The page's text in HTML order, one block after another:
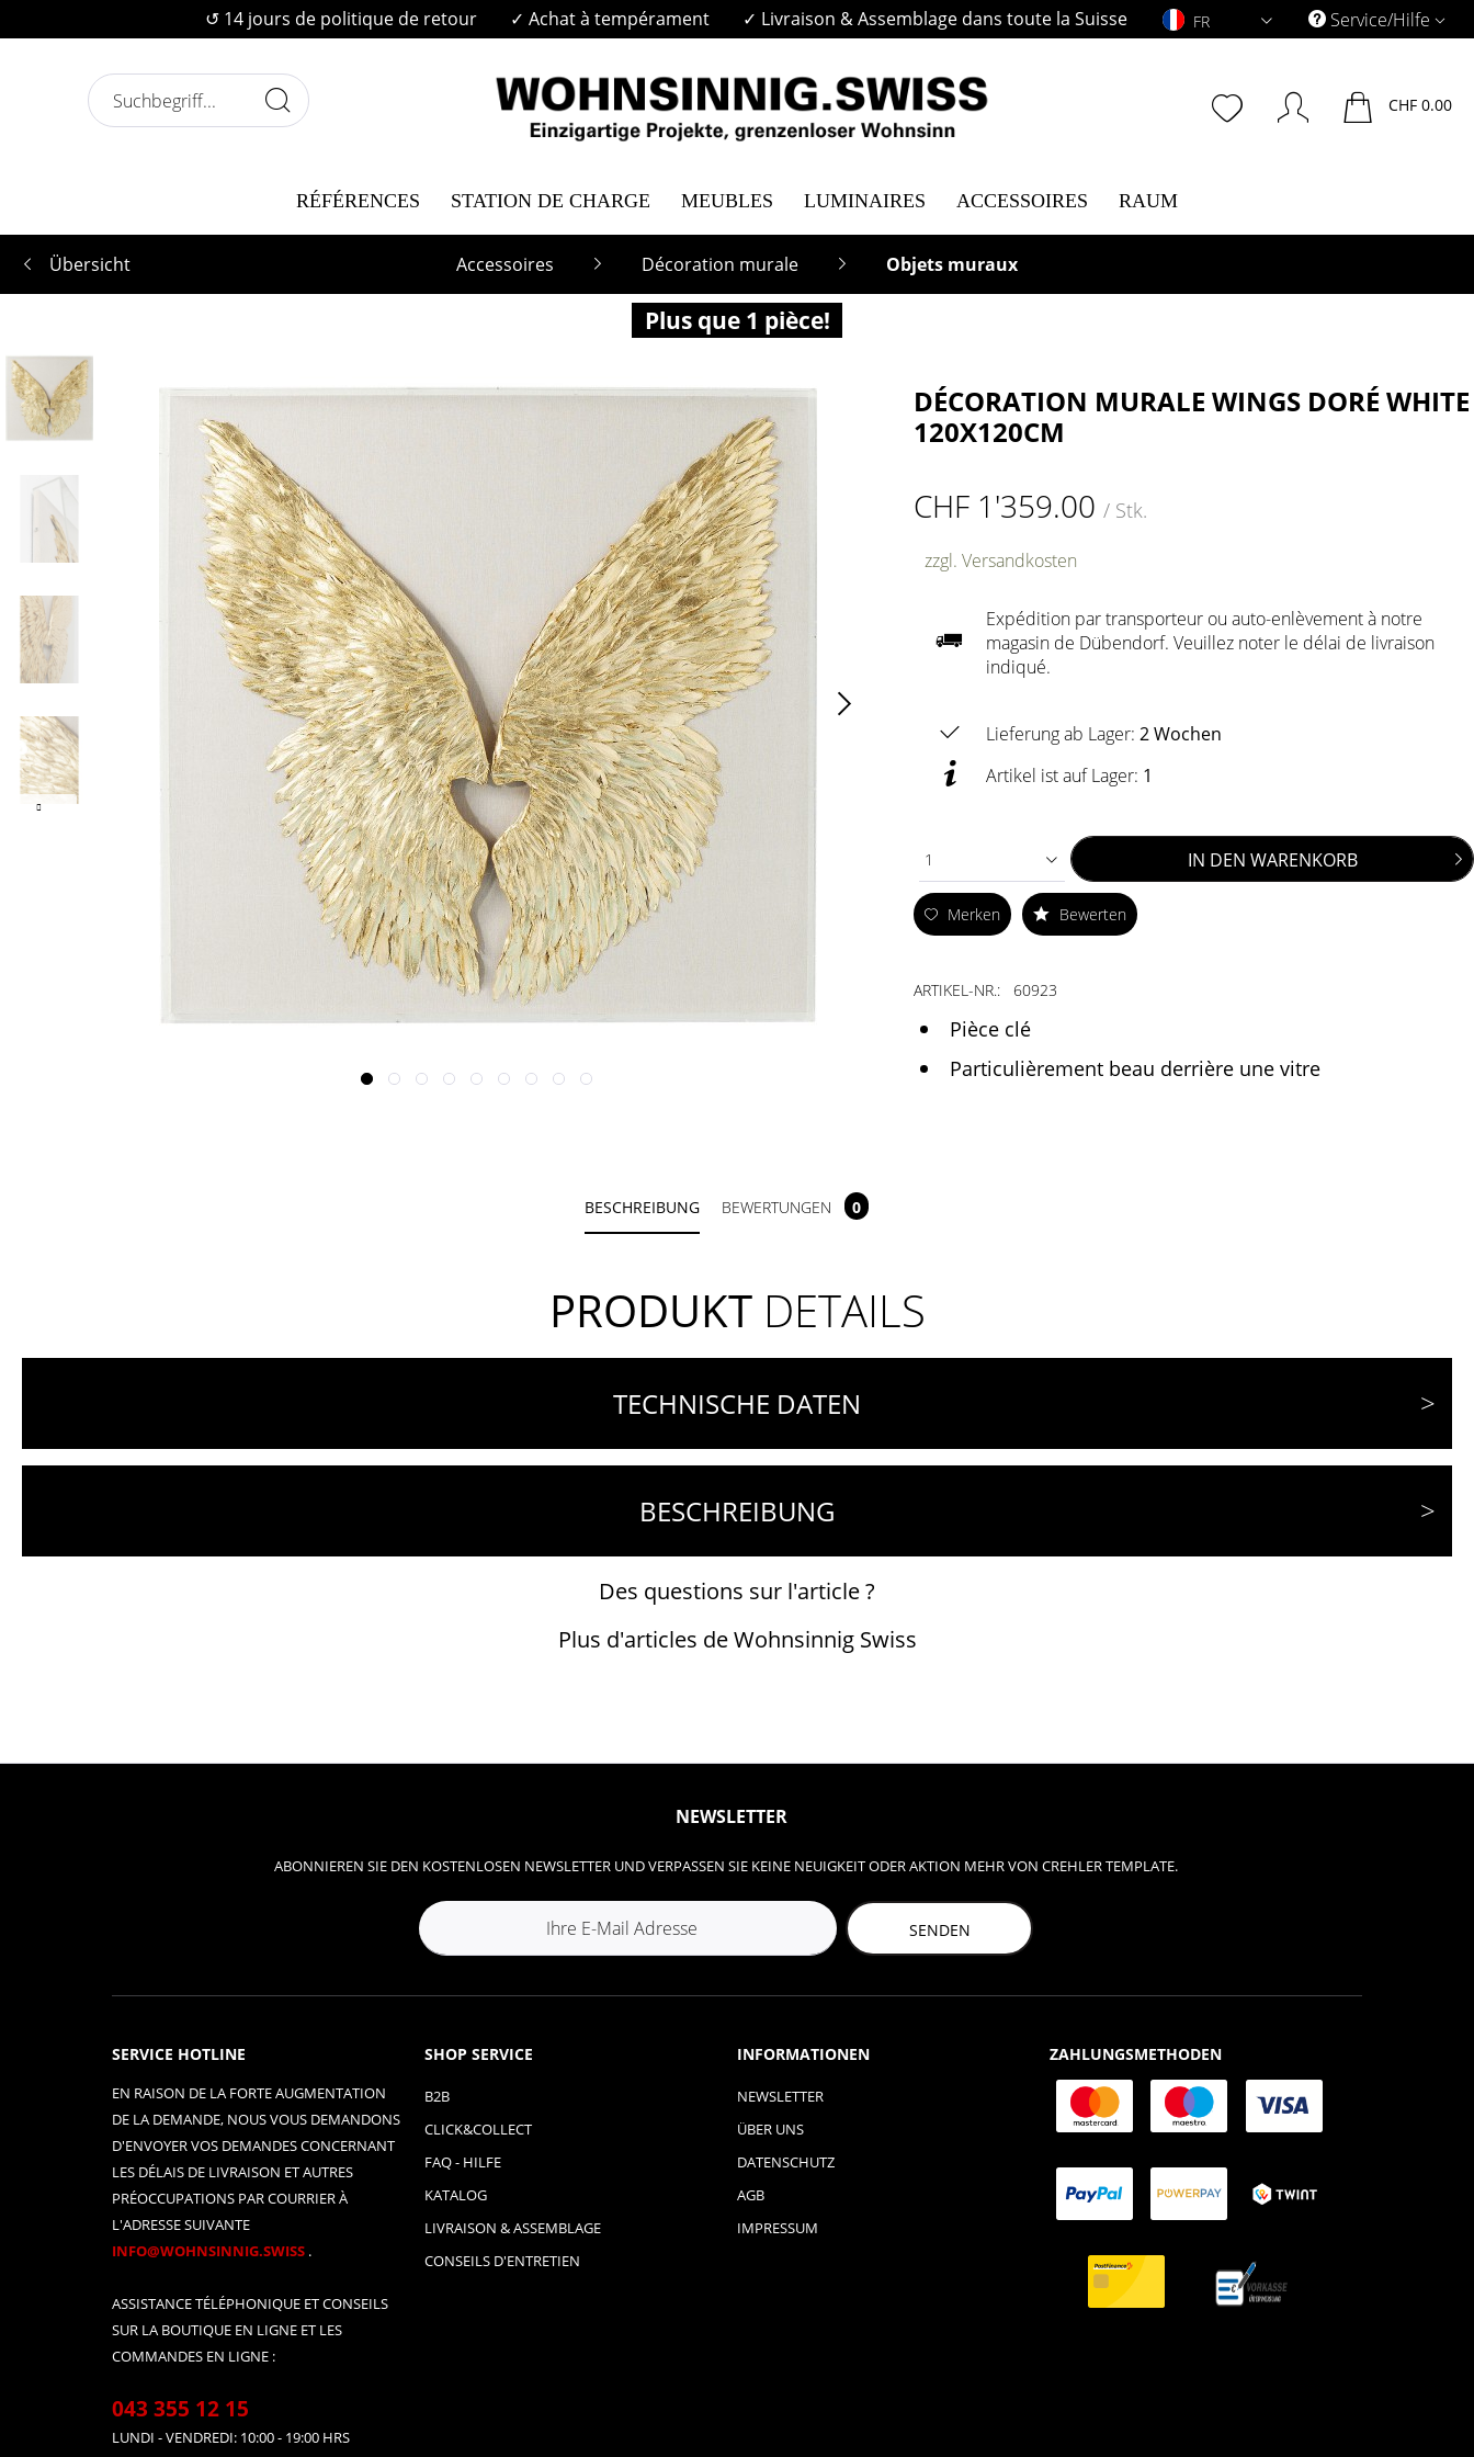
↺ 14 jours de politique de retour ✓ Achat à tempérament ✓ Livraison & Assemblage dans toute la Suisse FR Service/Hilfe
CHF 0.00
RÉFÉRENCES STATION DE CHARGE MEUBLES LUMINAIRES ACCESSOIRES RAUM
Übersicht Accessoires Décoration murale Objets muraux
Plus que 1 pièce!
DÉCORATION MURALE WINGS DORÉ WHITE
120X120CM
CHF 1'359.00/ Stk.
zzgl. Versandkosten
Expédition par transporteur ou auto-enlèvement à notre
magasin de Dübendorf. Veuillez noter le délai de livraison
indiqué.
Lieferung ab Lager:2 Wochen
Artikel ist auf Lager: 1
1 IN DEN WARENKORB
Merken Bewerten
ARTIKEL-NR.: 60923
Pièce clé
Particulièrement beau derrière une vitre
BESCHREIBUNG BEWERTUNGEN 0
PRODUKTDETAILS
TECHNISCHE DATEN
BESCHREIBUNG
Des questions sur l'article ?
Plus d'articles de Wohnsinnig Swiss
NEWSLETTER
ABONNIEREN SIE DEN KOSTENLOSEN NEWSLETTER UND VERPASSEN SIE KEINE NEUIGKEIT ODER AKTION MEHR VON CREHLER TEMPLATE.
SENDEN
SERVICE HOTLINE
EN RAISON DE LA FORTE AUGMENTATION
DE LA DEMANDE, NOUS VOUS DEMANDONS
D'ENVOYER VOS DEMANDES CONCERNANT
LES DÉLAIS DE LIVRAISON ET AUTRES
PRÉOCCUPATIONS PAR COURRIER À
L'ADRESSE SUIVANTE
INFO@WOHNSINNIG.SWISS .
ASSISTANCE TÉLÉPHONIQUE ET CONSEILS
SUR LA BOUTIQUE EN LIGNE ET LES
COMMANDES EN LIGNE :
043 355 12 15
LUNDI - VENDREDI: 10:00 - 19:00 HRS
SHOP SERVICE
B2B
CLICK&COLLECT
FAQ - HILFE
KATALOG
LIVRAISON & ASSEMBLAGE
CONSEILS D'ENTRETIEN
INFORMATIONEN
NEWSLETTER
ÜBER UNS
DATENSCHUTZ
AGB
IMPRESSUM
ZAHLUNGSMETHODEN